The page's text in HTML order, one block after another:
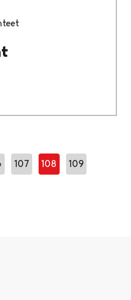
107 108 109
sivu